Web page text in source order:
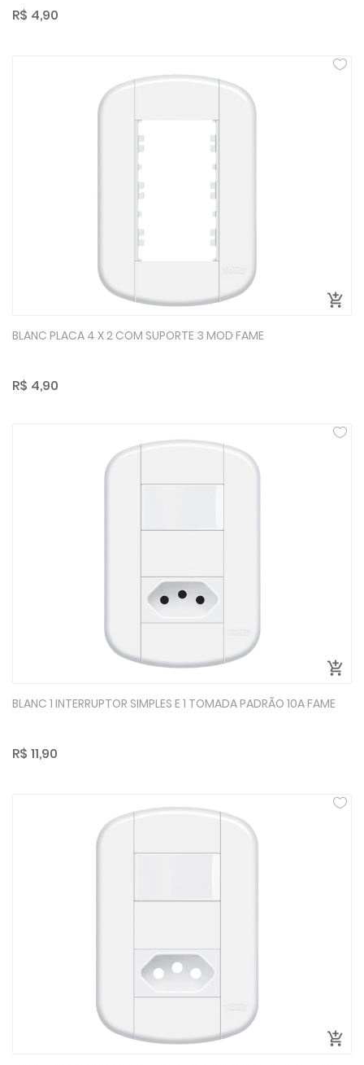
R$ 4,90
BLANC PLACA 4 X 2 COM SUPORTE 3 MOD FAME
R$ 4,90
BLANC 1 INTERRUPTOR SIMPLES E 1 TOMADA PADRÃO 10A FAME
R$ 11,90